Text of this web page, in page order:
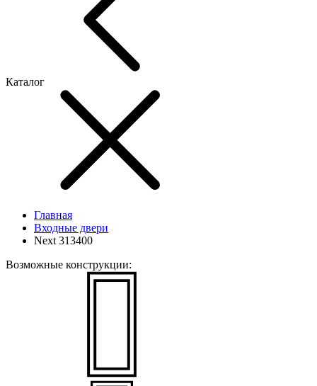
Каталог
Главная
Входные двери
Next 313400
Возможные конструкции: